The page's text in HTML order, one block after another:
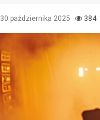
30 października 2025 384